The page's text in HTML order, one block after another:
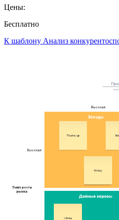
Цены:
Бесплатно
К шаблону Анализ